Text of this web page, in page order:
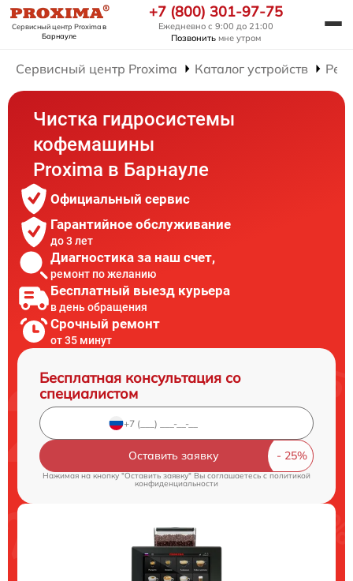
Сервисный центр Proximaв
Барнауле
+7 (800) 301-97-75
Ежедневно с 9:00 до 21:00
Позвонить мне утром
Сервисный центр Proxima Каталог устройств
Чистка гидросистемы
кофемашины
Proxima в Барнауле
Официальный сервис
Гарантийное обслуживание
до 3 лет
Диагностика за наш счет,
ремонт по желанию
Бесплатный выезд курьера
в день обращения
Срочный ремонт
от 35 минут
Бесплатная консультация со
специалистом
Оставить заявку
Нажимая на кнопку "Оставить заявку" Вы соглашаетесь cполитикой
конфиденциальности